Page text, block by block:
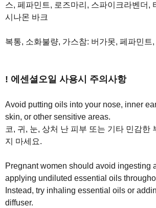
스, 페파민트, 로즈마리, 스파이크라벤더,
시나몬 바크
복통, 소화불량, 가스참: 버가못, 페파민트
! 에센셜오일 사용시 주의사항
Avoid putting oils into your nose, inner
skin, or other sensitive areas.
코, 귀, 눈, 상처 난 피부 또는 기타 민감한
지 마세요.
Pregnant women should avoid ingesting
applying undiluted essential oils
Instead, try inhaling essential oils or
diffuser.